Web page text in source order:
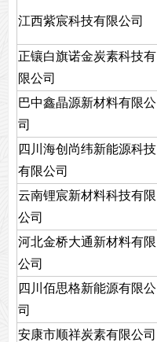
江西紫宸科技有限公司
正镶白旗诺金炭素科技有
限公司
巴中鑫晶源新材料有限公
司
四川海创尚纬新能源科技
有限公司
云南锂宸新材料科技有限
公司
河北金桥大通新材料有限
公司
四川佰思格新能源有限公
司
安康市顺祥炭素有限公司